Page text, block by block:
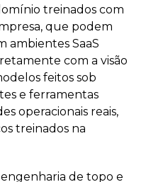
treinados com
que podem
ambientes SaaS
com a visão
feitos sob
e ferramentas
operacionais reais,
treinados na
de topo e